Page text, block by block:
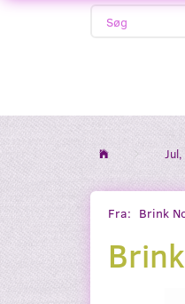
Fra: Brink